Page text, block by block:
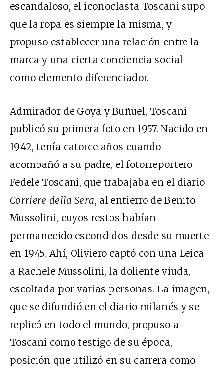
escandaloso, el iconoclasta Toscani supo
que la ropa es siempre la misma, y
propuso establecer una relación entre la
marca y una cierta conciencia social
como elemento diferenciador.
Admirador de Goya y Buñuel, Toscani
publicó su primera foto en 1957. Nacido en
1942, tenía catorce años cuando
acompañó a su padre, el fotorreportero
Fedele Toscani, que trabajaba en el diario
Corriere della Sera, al entierro de Benito
Mussolini, cuyos restos habían
permanecido escondidos desde su muerte
en 1945. Ahí, Oliviero captó con una Leica
a Rachele Mussolini, la doliente viuda,
escoltada por varias personas. La imagen,
que se difundió en el diario milanés y se
replicó en todo el mundo, propuso a
Toscani como testigo de su época,
posición que utilizó en su carrera como